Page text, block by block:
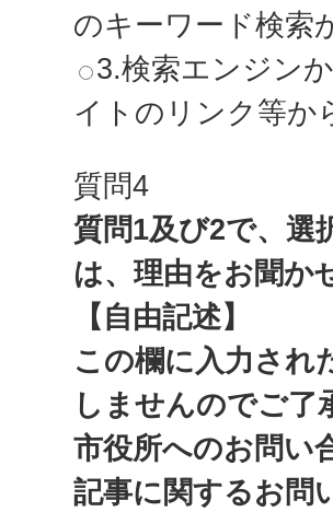
のキーワード検索
3.検索エンジン
イトのリンク等か
質問4
質問1及び2で、選
は、理由をお聞か
【自由記述】
この欄に入力され
しませんのでご了
市役所へのお問い
記事に関するお問